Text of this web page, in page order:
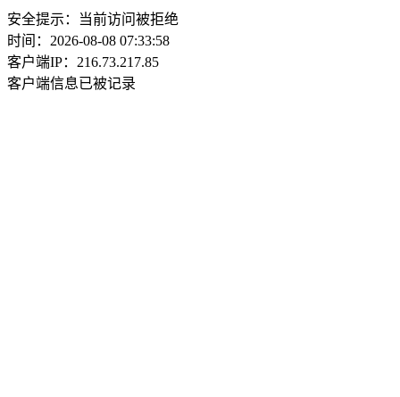
安全提示：当前访问被拒绝
时间：2026-08-08 07:33:58
客户端IP：216.73.217.85
客户端信息已被记录